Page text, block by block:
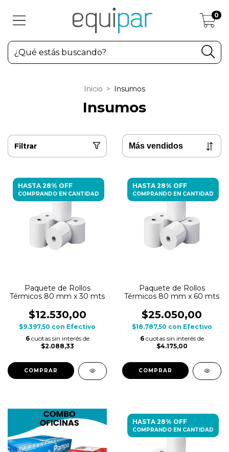
0
Inicio > Insumos
Insumos
Filtrar
HASTA 28% OFF
COMPRANDO EN CANTIDAD
Paquete de Rollos
Térmicos 80 mm x 30 mts
$12.530,00
$9.397,50 con Efectivo
6 cuotas sin interés de
$2.088,33
HASTA 28% OFF
COMPRANDO EN CANTIDAD
Paquete de Rollos
Térmicos 80 mm x 60 mts
$25.050,00
$18.787,50 con Efectivo
6 cuotas sin interés de
$4.175,00
HASTA 28% OFF
COMPRANDO EN CANTIDAD